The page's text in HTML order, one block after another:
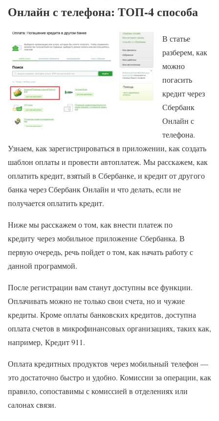
Онлайн с телефона: ТОП-4 способа
В статье
разберем, как
можно
погасить
кредит через
Сбербанк
Онлайн с
телефона.
Узнаем, как зарегистрироваться в приложении, как создать
шаблон оплаты и провести автоплатеж. Мы расскажем, как
оплатить кредит, взятый в Сбербанке, и кредит от другого
банка через Сбербанк Онлайн и что делать, если не
получается оплатить кредит.
Ниже мы расскажем о том, как внести платеж по
кредиту через мобильное приложение Сбербанка. В
первую очередь, речь пойдет о том, как начать работу с
данной программой.
После регистрации вам станут доступны все функции.
Оплачивать можно не только свои счета, но и чужие
кредиты. Кроме оплаты банковских кредитов, доступна
оплата счетов в микрофинансовых организациях, таких как,
например, Кредит 911.
Оплата кредитных продуктов через мобильный телефон —
это достаточно быстро и удобно. Комиссии за операции, как
правило, сопоставимы с комиссией в отделениях или
салонах связи.